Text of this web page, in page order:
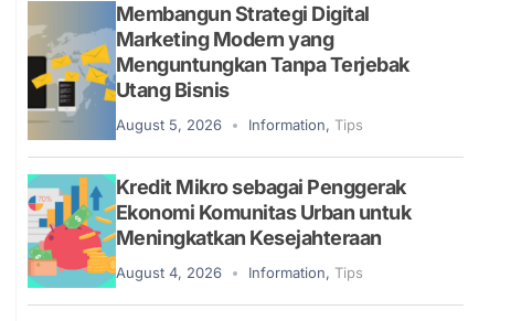
Membangun Strategi Digital
Marketing Modern yang
Menguntungkan Tanpa Terjebak
Utang Bisnis
August 5, 2026 Information, Tips
Kredit Mikro sebagai Penggerak
Ekonomi Komunitas Urban untuk
Meningkatkan Kesejahteraan
August 4, 2026 Information, Tips